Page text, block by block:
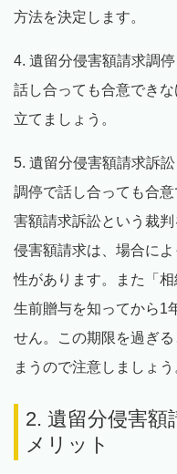
方法を決定します。
4. 遺留分侵害額請求調
話し合っても合意でき
立てましょう。
5. 遺留分侵害額請求訴
調停で話し合っても合
害額請求訴訟という裁
侵害額請求は、場合に
性があります。また「
生前贈与を知ってから1
せん。この期限を過ぎ
まうので注意しましょう
2. 遺留分侵害額
メリット